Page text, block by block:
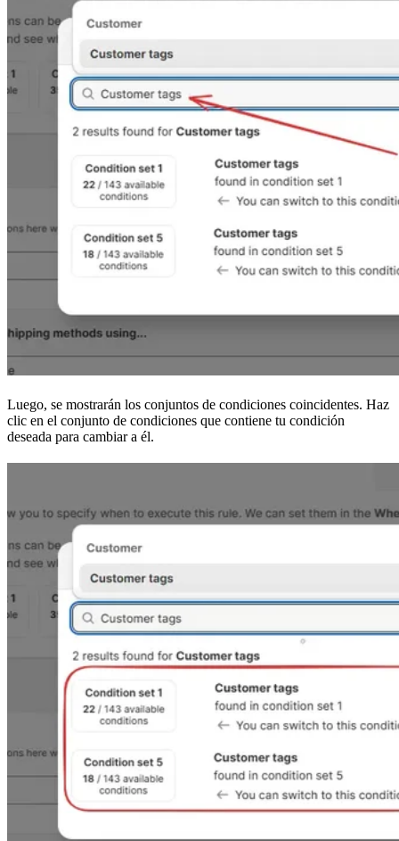
Luego, se mostrarán los conjuntos de condiciones coincidentes. Haz
clic en el conjunto de condiciones que contiene tu condición
deseada para cambiar a él.